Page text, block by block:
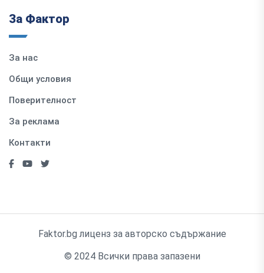
За Фактор
За нас
Общи условия
Поверителност
За реклама
Контакти
Faktor.bg лиценз за авторско съдържание
© 2024 Всички права запазени